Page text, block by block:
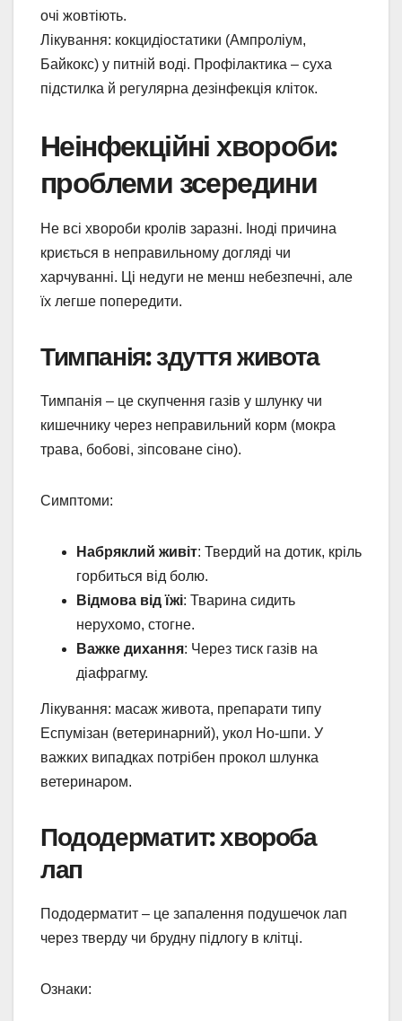
очі жовтіють.
Лікування: кокцидіостатики (Ампроліум,
Байкокс) у питній воді. Профілактика – суха
підстилка й регулярна дезінфекція кліток.
Неінфекційні хвороби:
проблеми зсередини
Не всі хвороби кролів заразні. Іноді причина
криється в неправильному догляді чи
харчуванні. Ці недуги не менш небезпечні, але
їх легше попередити.
Тимпанія: здуття живота
Тимпанія – це скупчення газів у шлунку чи
кишечнику через неправильний корм (мокра
трава, бобові, зіпсоване сіно).
Симптоми:
Набряклий живіт: Твердий на дотик, кріль
горбиться від болю.
Відмова від їжі: Тварина сидить
нерухомо, стогне.
Важке дихання: Через тиск газів на
діафрагму.
Лікування: масаж живота, препарати типу
Еспумізан (ветеринарний), укол Но-шпи. У
важких випадках потрібен прокол шлунка
ветеринаром.
Пододерматит: хвороба
лап
Пододерматит – це запалення подушечок лап
через тверду чи брудну підлогу в клітці.
Ознаки: